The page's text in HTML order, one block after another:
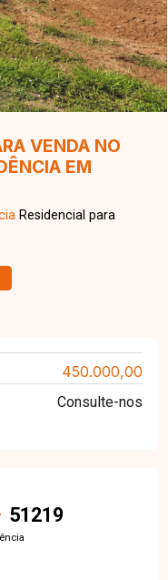
VENDA NO
EM
Residencial para
450.000,00
Consulte-nos
51219